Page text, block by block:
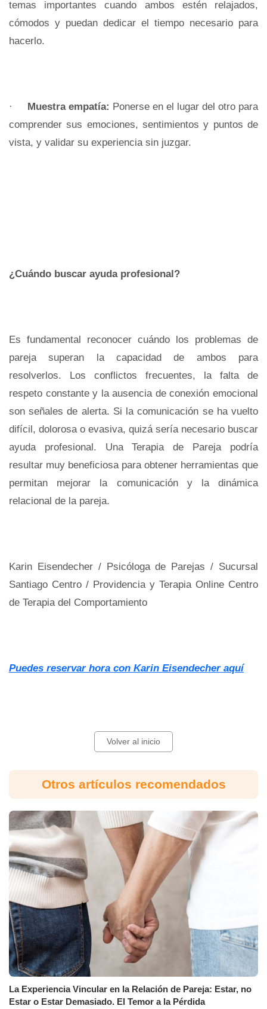
temas importantes cuando ambos estén relajados,
cómodos y puedan dedicar el tiempo necesario para
hacerlo.
· Muestra empatía: Ponerse en el lugar del otro para
comprender sus emociones, sentimientos y puntos de
vista, y validar su experiencia sin juzgar.
¿Cuándo buscar ayuda profesional?
Es fundamental reconocer cuándo los problemas de
pareja superan la capacidad de ambos para
resolverlos. Los conflictos frecuentes, la falta de
respeto constante y la ausencia de conexión emocional
son señales de alerta. Si la comunicación se ha vuelto
difícil, dolorosa o evasiva, quizá sería necesario buscar
ayuda profesional. Una Terapia de Pareja podría
resultar muy beneficiosa para obtener herramientas que
permitan mejorar la comunicación y la dinámica
relacional de la pareja.
Karin Eisendecher / Psicóloga de Parejas / Sucursal
Santiago Centro / Providencia y Terapia Online Centro
de Terapia del Comportamiento
Puedes reservar hora con Karin Eisendecher aquí
Volver al inicio
Otros artículos recomendados
La Experiencia Vincular en la Relación de Pareja: Estar, no
Estar o Estar Demasiado. El Temor a la Pérdida